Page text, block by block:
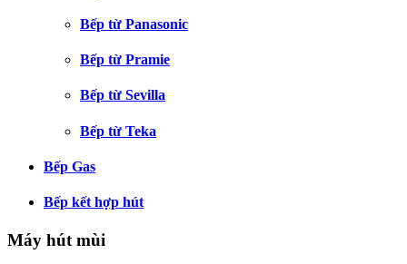
Bếp từ Panasonic
Bếp từ Pramie
Bếp từ Sevilla
Bếp từ Teka
Bếp Gas
Bếp kết hợp hút
Máy hút mùi